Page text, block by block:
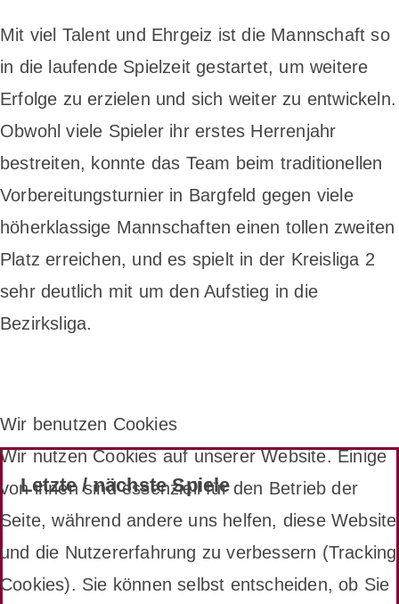
Mit viel Talent und Ehrgeiz ist die Mannschaft so
in die laufende Spielzeit gestartet, um weitere
Erfolge zu erzielen und sich weiter zu entwickeln.
Obwohl viele Spieler ihr erstes Herrenjahr
bestreiten, konnte das Team beim traditionellen
Vorbereitungsturnier in Bargfeld gegen viele
höherklassige Mannschaften einen tollen zweiten
Platz erreichen, und es spielt in der Kreisliga 2
sehr deutlich mit um den Aufstieg in die
Bezirksliga.
Letzte / nächste Spiele
Wir benutzen Cookies
Wir nutzen Cookies auf unserer Website. Einige
von ihnen sind essenziell für den Betrieb der
Seite, während andere uns helfen, diese Website
und die Nutzererfahrung zu verbessern (Tracking
Cookies). Sie können selbst entscheiden, ob Sie